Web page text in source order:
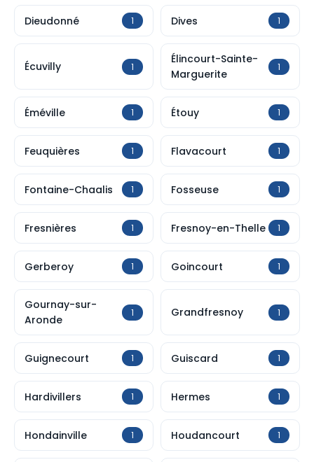
Dieudonné 1 Dives 1
Écuvilly 1
Élincourt-Sainte-
Marguerite
1
Éméville 1 Étouy 1
Feuquières 1 Flavacourt 1
Fontaine-Chaalis 1 Fosseuse 1
Fresnières 1 Fresnoy-en-Thelle 1
Gerberoy 1 Goincourt 1
Gournay-sur-
Aronde
1 Grandfresnoy 1
Guignecourt 1 Guiscard 1
Hardivillers 1 Hermes 1
Hondainville 1 Houdancourt 1